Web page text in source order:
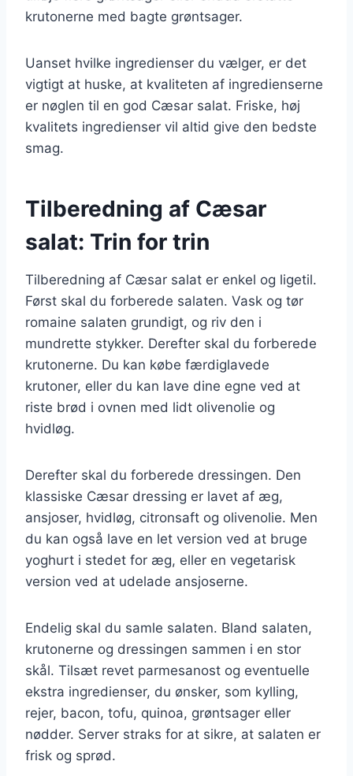
krutonerne med bagte grøntsager.
Uanset hvilke ingredienser du vælger, er det
vigtigt at huske, at kvaliteten af ingredienserne
er nøglen til en god Cæsar salat. Friske, høj
kvalitets ingredienser vil altid give den bedste
smag.
Tilberedning af Cæsar
salat: Trin for trin
Tilberedning af Cæsar salat er enkel og ligetil.
Først skal du forberede salaten. Vask og tør
romaine salaten grundigt, og riv den i
mundrette stykker. Derefter skal du forberede
krutonerne. Du kan købe færdiglavede
krutoner, eller du kan lave dine egne ved at
riste brød i ovnen med lidt olivenolie og
hvidløg.
Derefter skal du forberede dressingen. Den
klassiske Cæsar dressing er lavet af æg,
ansjoser, hvidløg, citronsaft og olivenolie. Men
du kan også lave en let version ved at bruge
yoghurt i stedet for æg, eller en vegetarisk
version ved at udelade ansjoserne.
Endelig skal du samle salaten. Bland salaten,
krutonerne og dressingen sammen i en stor
skål. Tilsæt revet parmesanost og eventuelle
ekstra ingredienser, du ønsker, som kylling,
rejer, bacon, tofu, quinoa, grøntsager eller
nødder. Server straks for at sikre, at salaten er
frisk og sprød.